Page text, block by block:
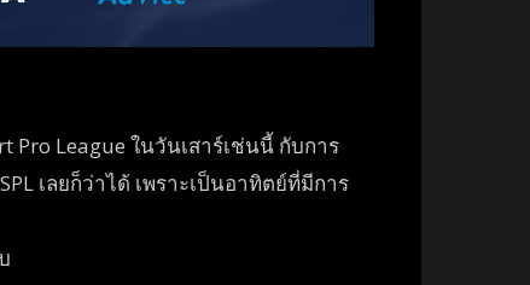
Pro League ในวันเสาร์เช่นนี้ กับการ
เลยก็ว่าได้ เพราะเป็นอาทิตย์ที่มีการ